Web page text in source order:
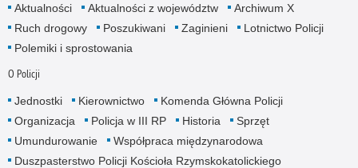
Aktualności Aktualności z województw
Archiwum X
Ruch drogowy
Poszukiwani Zaginieni
Lotnictwo Policji
Polemiki i sprostowania
O Policji
Jednostki Kierownictwo
Komenda Główna Policji
Organizacja
Policja w III RP Historia
Sprzęt
Umundurowanie
Współpraca międzynarodowa
Duszpasterstwo Policji Kościoła Rzymskokatolickiego